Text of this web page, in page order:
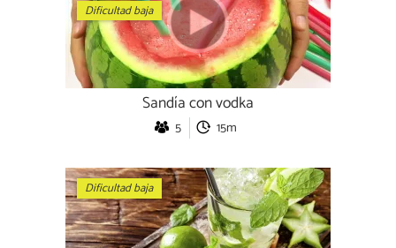
Dificultad baja
Sandía con vodka
5 15m
Dificultad baja